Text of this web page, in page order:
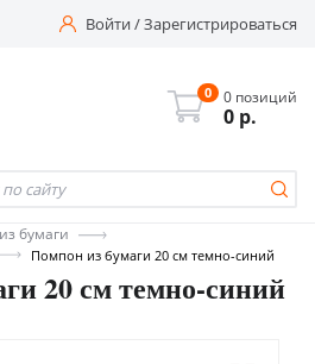
Войти/Зарегистрироваться
0 0 позиций
0 р.
бумаги
Помпон из бумаги 20 см темно-синий
20 см темно-синий